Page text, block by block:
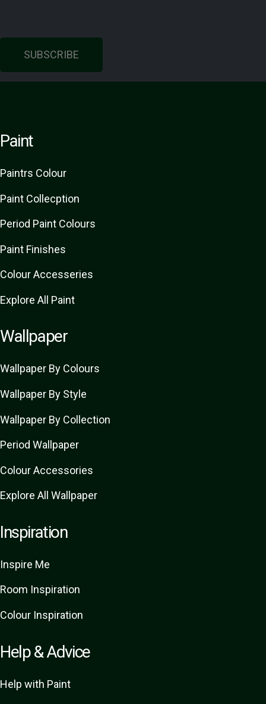
SUBSCRIBE
Paint
Paintrs Colour
Paint Collecption
Period Paint Colours
Paint Finishes
Colour Accesseries
Explore All Paint
Wallpaper
Wallpaper By Colours
Wallpaper By Style
Wallpaper By Collection
Period Wallpaper
Colour Accessories
Explore All Wallpaper
Inspiration
Inspire Me
Room Inspiration
Colour Inspiration
Help & Advice
Help with Paint